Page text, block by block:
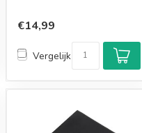
€14,99
Vergelijk